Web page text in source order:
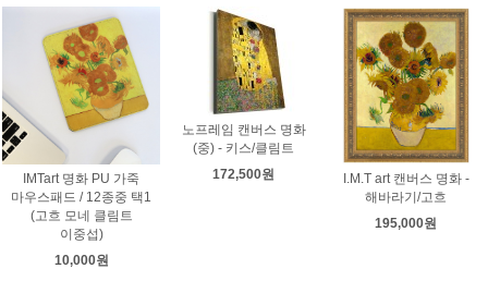
IMTart 명화 PU 가죽
마우스패드 / 12종중 택1
(고흐 모네 클림트
이중섭)
10,000원
노프레임 캔버스 명화
(중) - 키스/클림트
172,500원
I.M.T art 캔버스 명화 -
해바라기/고흐
195,000원